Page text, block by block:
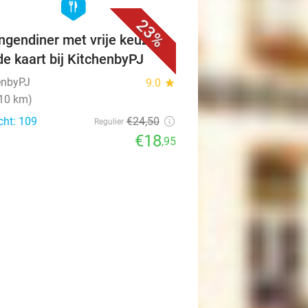
23%
hexagon
food
met vrije keuze
kaart bij KitchenbyPJ
9.0 star
km)
109
Regulier €24,50
€18,95